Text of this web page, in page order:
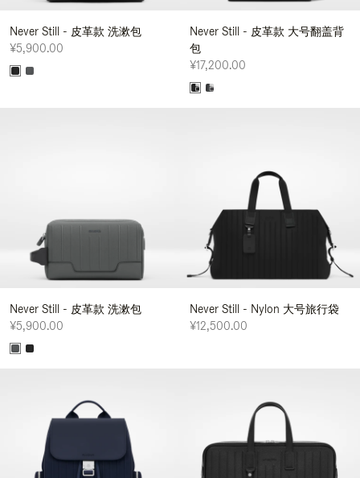
Never Still - 皮革款 洗漱包
¥5,900.00
Never Still - 皮革款 大号翻盖背
包
¥17,200.00
Never Still - 皮革款 洗漱包
¥5,900.00
Never Still - Nylon 大号旅行袋
¥12,500.00